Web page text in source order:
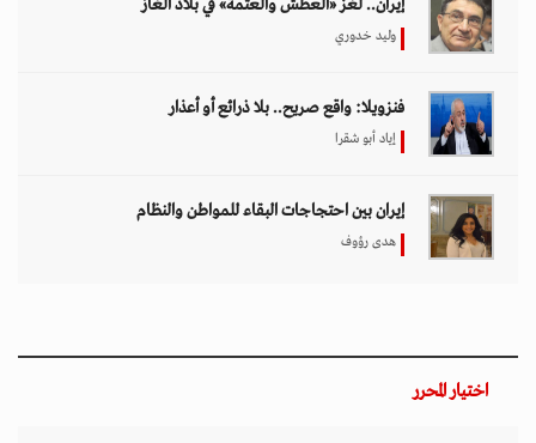
إيران.. لغز «العطش والعتمة» في بلاد الغاز
وليد خدوري
فنزويلا: واقع صريح.. بلا ذرائع أو أعذار
إياد أبو شقرا
إيران بين احتجاجات البقاء للمواطن والنظام
هدى رؤوف
اختيار المحرر